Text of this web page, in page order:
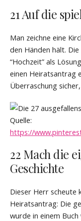
21 Auf die
Man zeichne eine
den Händen hält.
“Hochzeit” als
einen Heiratsantrag
Überraschung
Quelle:
https://
22 Mach die
Geschichte
Dieser Herr scheute
Heiratsantrag: Die
wurde in einem